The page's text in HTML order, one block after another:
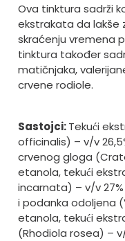
Ova tinktura sadrži
ekstrakata da lakše
skraćenju vremena
tinktura također
matičnjaka,
crvene rodiole.
Sastojci:Tekući
officinalis) – v/v
crvenog gloga
etanola, tekući
incarnata) – v/v
i podanka odoljena
etanola, tekući
(Rhodiola rosea) –